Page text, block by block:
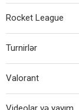
Rocket League
Turnirlər
Valorant